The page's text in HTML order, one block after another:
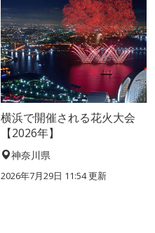
横浜で開催される花火大会
【2026年】
神奈川県
2026年7月29日 11:54 更新